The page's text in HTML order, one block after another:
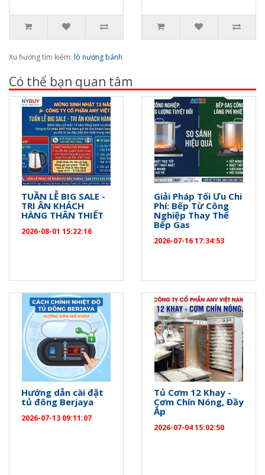
Xu hướng tìm kiếm: lò nướng bánh
Có thể bạn quan tâm
TUẦN LỄ BIG SALE -
TRI ÂN KHÁCH
HÀNG THÂN THIẾT
2026-08-01 15:22:16
Giải Pháp Tối Ưu Chi
Phí: Bếp Từ Công
Nghiệp Thay Thế
Bếp Gas
2026-07-16 17:34:53
Hướng dẫn cài đặt
tủ đông Berjaya
2026-07-13 09:11:07
Tủ Cơm 12 Khay -
Cơm Chín Nóng, Đầy
Ắp
2026-07-04 15:02:50